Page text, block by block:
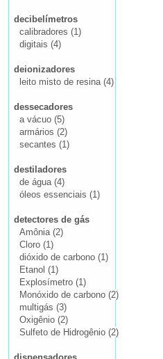
decibelímetros
calibradores (1)
digitais (4)
deionizadores
leito misto de resina (4)
dessecadores
a vácuo (5)
armários (2)
secantes (1)
destiladores
de água (4)
óleos essenciais (1)
detectores de gás
Amônia (2)
Cloro (1)
dióxido de carbono (1)
Etanol (1)
Explosímetro (1)
Monóxido de carbono (2)
multigás (3)
Oxigênio (2)
Sulfeto de Hidrogênio (2)